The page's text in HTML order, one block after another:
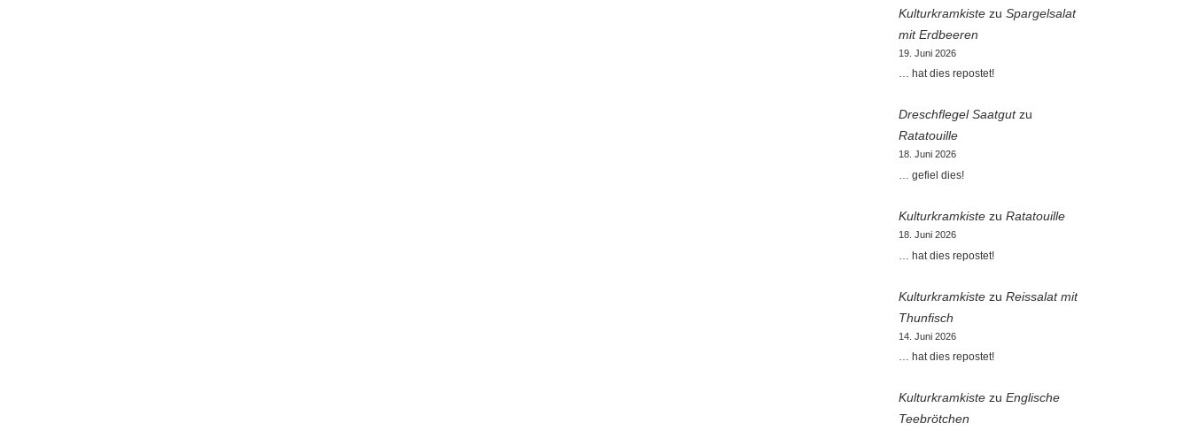
Kulturkramkistezu Spargelsalat
mit Erdbeeren
19. Juni 2026
… hat dies repostet!
Dreschflegel Saatgutzu
Ratatouille
18. Juni 2026
… gefiel dies!
Kulturkramkistezu Ratatouille
18. Juni 2026
… hat dies repostet!
Kulturkramkistezu Reissalat mit
Thunfisch
14. Juni 2026
… hat dies repostet!
Kulturkramkistezu Englische
Teebrötchen